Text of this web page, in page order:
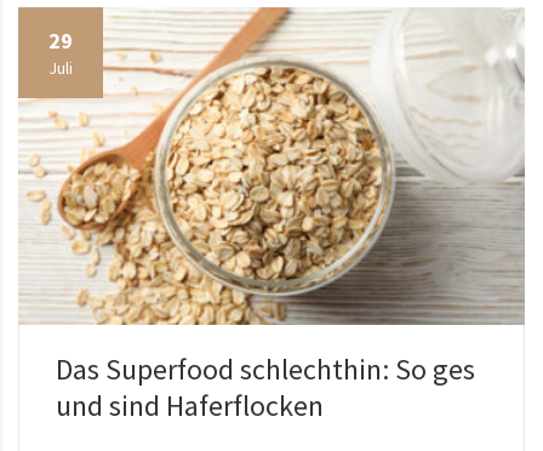
29
Juli
Das Superfood schlechthin: So ges
und sind Haferflocken